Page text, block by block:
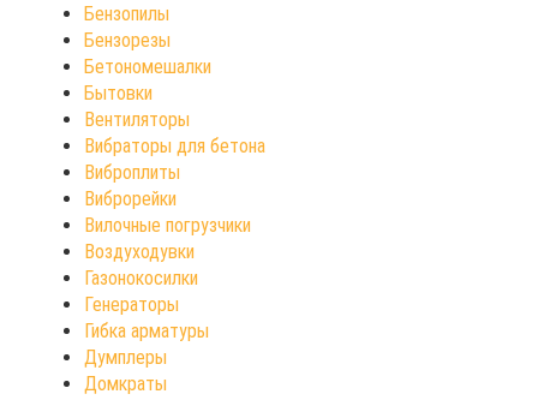
Бензопилы
Бензорезы
Бетономешалки
Бытовки
Вентиляторы
Вибраторы для бетона
Виброплиты
Виброрейки
Вилочные погрузчики
Воздуходувки
Газонокосилки
Генераторы
Гибка арматуры
Думплеры
Домкраты